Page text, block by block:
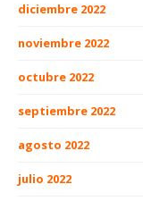
diciembre 2022
noviembre 2022
octubre 2022
septiembre 2022
agosto 2022
julio 2022